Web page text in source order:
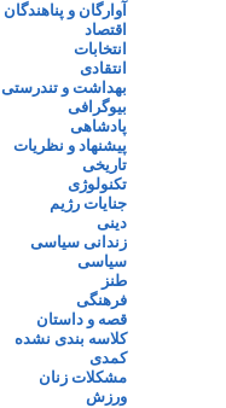
آوارگان و پناهندگان
اقتصاد
انتخابات
انتقادی
بهداشت و تندرستی
بیوگرافی
پادشاهی
پیشنهاد و نظریات
تاریخی
تکنولوژی
جنایات رژیم
دینی
زندانی سیاسی
سیاسی
طنز
فرهنگی
قصه و داستان
کلاسه بندی نشده
کمدی
مشکلات زنان
ورزش